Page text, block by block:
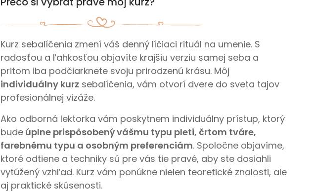
Kurz sebalíčenia zmení váš denný líčiaci rituál na umenie. S
radosťou a ľahkosťou objavíte krajšiu verziu samej seba a
pritom iba podčiarknete svoju prirodzenú krásu. Môj
individuálny kurz sebalíčenia, vám otvorí dvere do sveta tajov
profesionálnej vizáže.
Ako odborná lektorka vám poskytnem individuálny prístup, ktorý
bude úplne prispôsobený vášmu typu pleti, črtom tváre,
farebnému typu a osobným preferenciám. Spoločne objavíme,
ktoré odtiene a techniky sú pre vás tie pravé, aby ste dosiahli
vytúžený vzhľad. Kurz vám ponúkne nielen teoretické znalosti, ale
aj praktické skúsenosti.